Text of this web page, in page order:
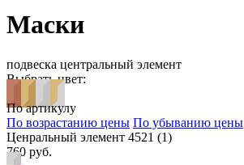
Маски
подвеска центральный элемент
Выбрать цвет:
По артикулу
По возрастанию цены По убыванию цены
Ценральный элемент 4521 (1)
760 руб.